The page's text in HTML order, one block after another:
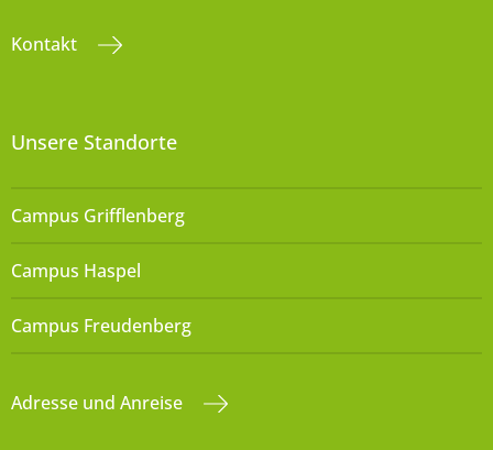
Kontakt
Unsere Standorte
Campus Grifflenberg
Campus Haspel
Campus Freudenberg
Adresse und Anreise